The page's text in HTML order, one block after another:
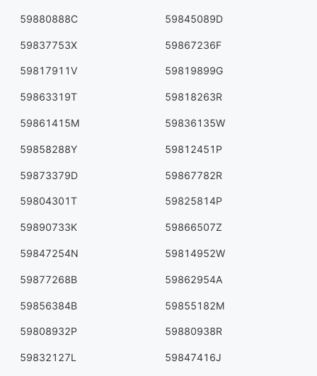
59880888C 59845089D
59837753X 59867236F
59817911V 59819899G
59863319T 59818263R
59861415M 59836135W
59858288Y 59812451P
59873379D 59867782R
59804301T 59825814P
59890733K 59866507Z
59847254N 59814952W
59877268B 59862954A
59856384B 59855182M
59808932P 59880938R
59832127L 59847416J